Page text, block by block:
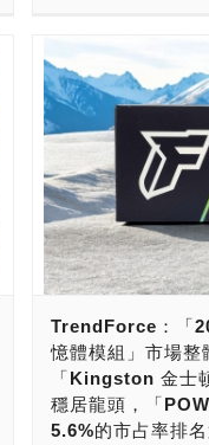
DDR5-6000 128GB
道的戰鬥力，八記
記憶體性能。接下來
面紗。 說到記憶體
記憶卡，無論你是剛
道的玩家，你一定不
頓。 Kingston創立
士頓，是由工程師杜
衛（David Sun）在
發展至今已有36年的
創新的產品陣容與完
的市佔率，連續6年
軍，更連續20年稱霸
霸SSD與記憶體的雙
示了記憶體的改朝換
制記憶體模組時代！
是海盜船的「非二進
是全世界第一家試產
者，同時也是第一
組業者！ 非二進制
體顆粒有Sk Hynix
必達，Micron子公司
已經出貨的有
KLEVV（科賦）、
Forza（凌航）、
Transcend（創見）
穎）、Kingston（
帝）、PNY（必恩威
Predator（宏碁 掠
--- 現在，要打造高
Generative AI（生
人工智慧的Training
論）的話，肯定是要
了！ 本次，我們就
核心128執行緒
7980X處理器，搭配
看在技嘉TRX50
體驗金士頓
DDR5-6000 64GB
x4)的性能，四記憶
戰鬥力。接下來，讓
紗。 說到記憶體模
憶卡，無論你是剛入
DDR5工作站應用領
AICORE DDR5 R-
度可達8,000MT/s，
應對工作站電腦的
能計算工作站提升整
複雜數據與多工任務
發展。 R-DIMM具有
(Register Clock
低延遲的特性，且運
DIMM超頻記憶體專
於大量數據處理、AI
影片後製剪輯和等多
分析的股市交易專
像專業創作者，加速
大型專案。AICORE
TrendForce：「
憶體模組」市場整
「Kingston 金士
穩居龍頭，「
5.6%的市占率排